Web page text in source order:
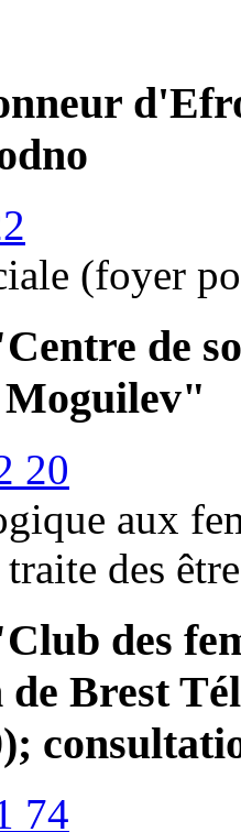
(foyer
de
Moguilev"
20
aux
des
des
Brest
74